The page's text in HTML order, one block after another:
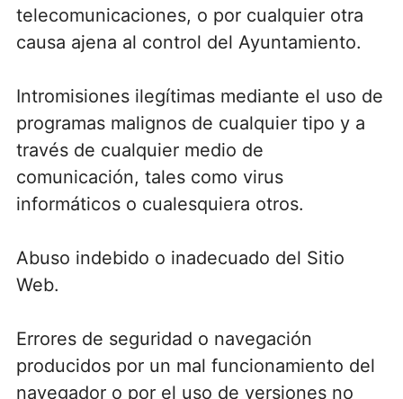
telecomunicaciones, o por cualquier otra
causa ajena al control del Ayuntamiento.
Intromisiones ilegítimas mediante el uso de
programas malignos de cualquier tipo y a
través de cualquier medio de
comunicación, tales como virus
informáticos o cualesquiera otros.
Abuso indebido o inadecuado del Sitio
Web.
Errores de seguridad o navegación
producidos por un mal funcionamiento del
navegador o por el uso de versiones no